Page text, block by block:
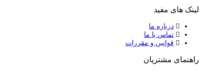
لینک های مفید
درباره ما
تماس با ما
قوانین و مقررات
راهنمای مشتریان